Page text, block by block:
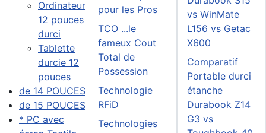
Ordinateur
12 pouces
durci
Tablette
durcie 12
pouces
de 14 POUCES
de 15 POUCES
* PC avec
pour les Pros
TCO ...le
fameux Cout
Total de
Possession
Technologie
RFiD
Technologies
vs WinMate
L156 vs Getac
X600
Comparatif
Portable durci
étanche
Durabook Z14
G3 vs